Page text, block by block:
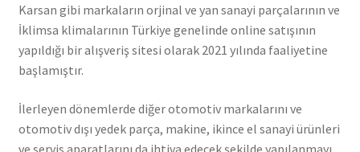
Karsan gibi markaların orjinal ve yan sanayi parçalarının ve
İklimsa klimalarının Türkiye genelinde online satışının
yapıldığı bir alışveriş sitesi olarak 2021 yılında faaliyetine
başlamıştır.
İlerleyen dönemlerde diğer otomotiv markalarını ve
otomotiv dışı yedek parça, makine, ikince el sanayi ürünleri
ve servis aparatlarını da ihtiva edecek şekilde yapılanmayı